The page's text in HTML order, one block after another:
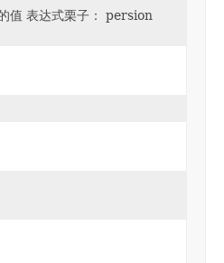
值 表达式栗子： persion